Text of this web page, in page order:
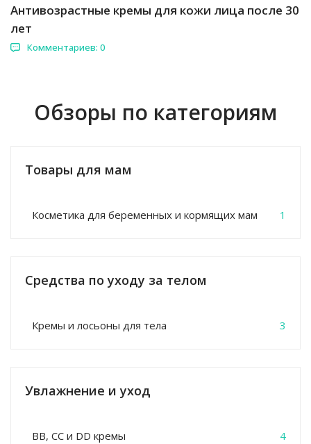
Антивозрастные кремы для кожи лица после 30
лет
Комментариев: 0
Обзоры по категориям
Товары для мам
Косметика для беременных и кормящих мам 1
Средства по уходу за телом
Кремы и лосьоны для тела 3
Увлажнение и уход
BB, CC и DD кремы
4